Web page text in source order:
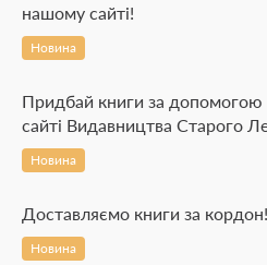
нашому сайті!
Новина
Придбай книги за допомогою
сайті Видавництва Старого
Новина
Доставляємо книги за
Новина